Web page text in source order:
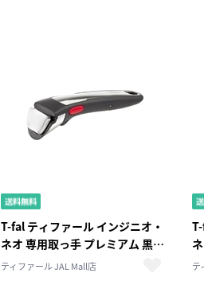
T-fal ティファール インジニオ・
ネオ 専用取っ手 プレミアム 黒x
シルバー L98630
ティファール JAL Mall店 テ